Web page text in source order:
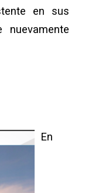
en sus
En